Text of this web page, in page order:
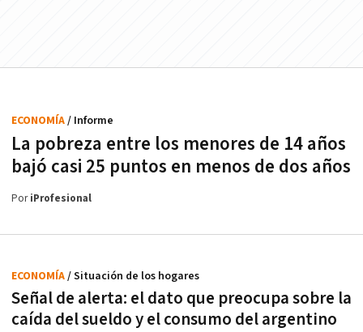
La pobreza entre los menores de 14 años
bajó casi 25 puntos en menos de dos años
ECONOMÍA/ Informe
PoriProfesional
Señal de alerta: el dato que preocupa sobre la
caída del sueldo y el consumo del argentino
ECONOMÍA/ Situación de los hogares